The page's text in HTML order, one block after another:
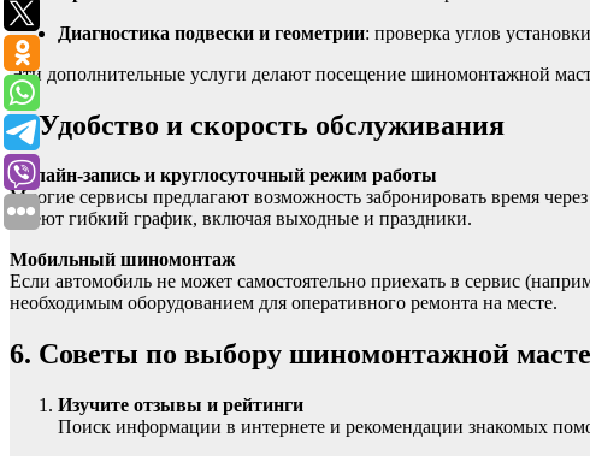
Диагностика подвески и геометрии: проверка углов
Эти дополнительные услуги делают посещение шиномонтажной
5. Удобство и скорость обслуживания
Онлайн-запись и круглосуточный режим работы
Многие сервисы предлагают возможность забронировать время
имеют гибкий график, включая выходные и праздники.
Мобильный шиномонтаж
Если автомобиль не может самостоятельно приехать в сервис
необходимым оборудованием для оперативного ремонта на месте.
6. Советы по выбору шиномонтажной
Изучите отзывы и рейтинги
Поиск информации в интернете и рекомендации знакомых